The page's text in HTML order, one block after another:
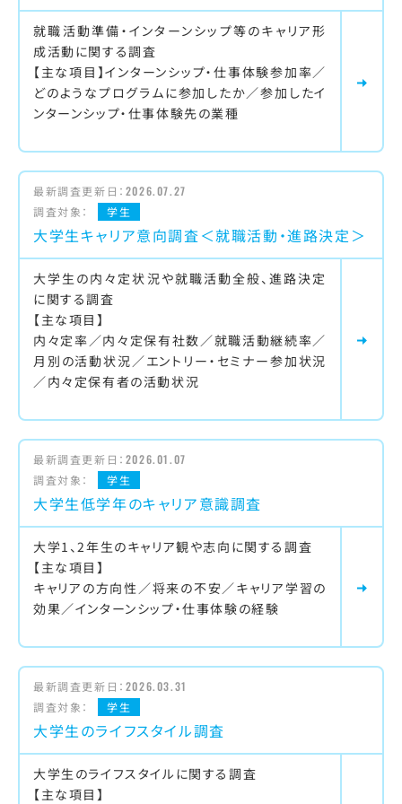
就職活動準備・インターンシップ等のキャリア形
成活動に関する調査
【主な項目】インターンシップ・仕事体験参加率／
どのようなプログラムに参加したか／参加したイ
ンターンシップ・仕事体験先の業種
最新調査更新日： 2026.07.27
調査対象：
学生
大学生キャリア意向調査＜就職活動・進路決定＞
大学生の内々定状況や就職活動全般、進路決定
に関する調査
【主な項目】
内々定率／内々定保有社数／就職活動継続率／
月別の活動状況／エントリー・セミナー参加状況
／内々定保有者の活動状況
最新調査更新日： 2026.01.07
調査対象：
学生
大学生低学年のキャリア意識調査
大学1、2年生のキャリア観や志向に関する調査
【主な項目】
キャリアの方向性／将来の不安／キャリア学習の
効果／インターンシップ・仕事体験の経験
最新調査更新日： 2026.03.31
調査対象：
学生
大学生のライフスタイル調査
大学生のライフスタイルに関する調査
【主な項目】